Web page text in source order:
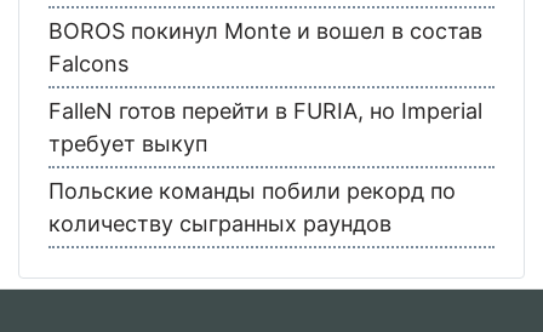
BOROS покинул Monte и вошел в состав
Falcons
FalleN готов перейти в FURIA, но Imperial
требует выкуп
Польские команды побили рекорд по
количеству сыгранных раундов